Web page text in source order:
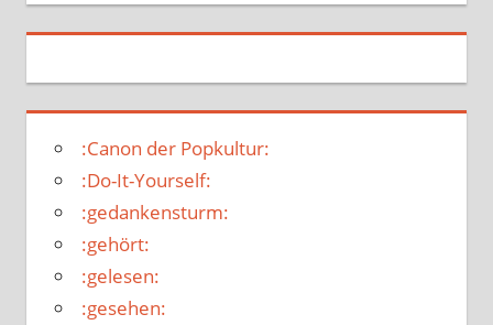
:Canon der Popkultur:
:Do-It-Yourself:
:gedankensturm:
:gehört:
:gelesen:
:gesehen: